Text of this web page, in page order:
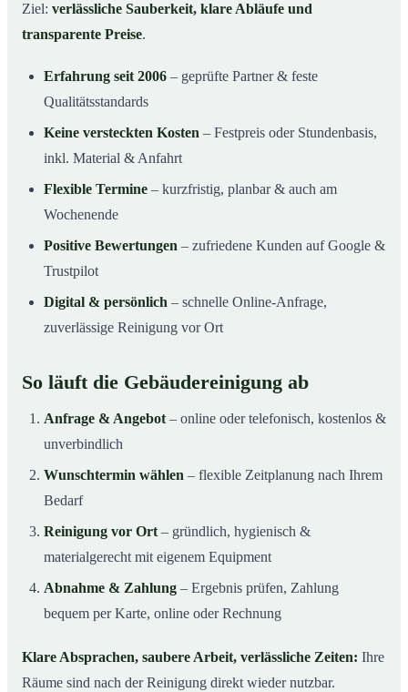
Ziel: verlässliche Sauberkeit, klare Abläufe und
transparente Preise.
Erfahrung seit 2006 – geprüfte Partner & feste
Qualitätsstandards
Keine versteckten Kosten – Festpreis oder Stundenbasis,
inkl. Material & Anfahrt
Flexible Termine – kurzfristig, planbar & auch am
Wochenende
Positive Bewertungen – zufriedene Kunden auf Google &
Trustpilot
Digital & persönlich – schnelle Online-Anfrage,
zuverlässige Reinigung vor Ort
So läuft die Gebäudereinigung ab
Anfrage & Angebot – online oder telefonisch, kostenlos &
unverbindlich
Wunschtermin wählen – flexible Zeitplanung nach Ihrem
Bedarf
Reinigung vor Ort – gründlich, hygienisch &
materialgerecht mit eigenem Equipment
Abnahme & Zahlung – Ergebnis prüfen, Zahlung
bequem per Karte, online oder Rechnung
Klare Absprachen, saubere Arbeit, verlässliche Zeiten: Ihre
Räume sind nach der Reinigung direkt wieder nutzbar.